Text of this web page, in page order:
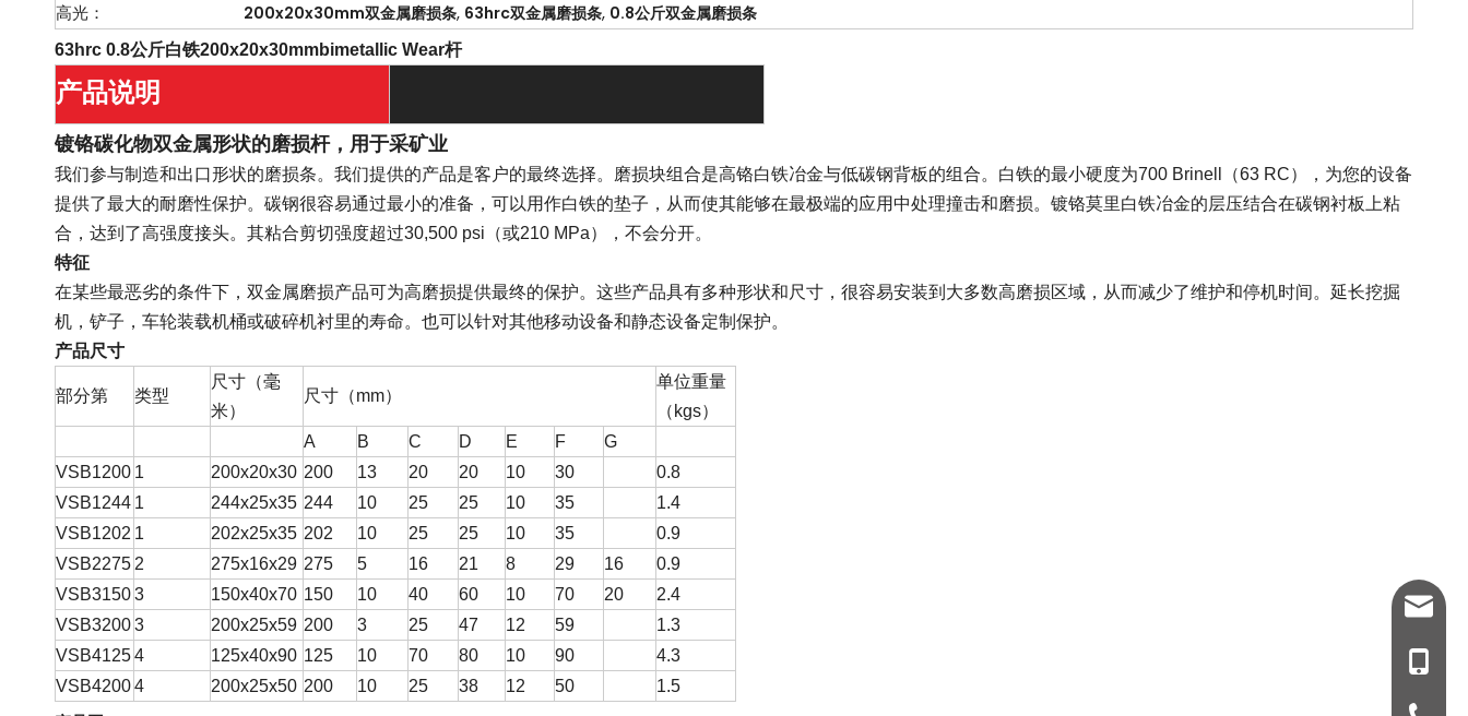
高光：
200x20x30mm双金属磨损条, 63hrc双金属磨损条, 0.8公斤双金属磨损条
63hrc 0.8公斤白铁200x20x30mmbimetallic Wear杆
产品说明
镀铬碳化物双金属形状的磨损杆，用于采矿业
我们参与制造和出口形状的磨损条。我们提供的产品是客户的最终选择。磨损块组合是高铬白铁冶金与低碳钢背板的组合。白铁的最小硬度为700 Brinell（63 RC），为您的设备
提供了最大的耐磨性保护。碳钢很容易通过最小的准备，可以用作白铁的垫子，从而使其能够在最极端的应用中处理撞击和磨损。镀铬莫里白铁冶金的层压结合在碳钢衬板上粘
合，达到了高强度接头。其粘合剪切强度超过30,500 psi（或210 MPa），不会分开。
特征
在某些最恶劣的条件下，双金属磨损产品可为高磨损提供最终的保护。这些产品具有多种形状和尺寸，很容易安装到大多数高磨损区域，从而减少了维护和停机时间。延长挖掘
机，铲子，车轮装载机桶或破碎机衬里的寿命。也可以针对其他移动设备和静态设备定制保护。
产品尺寸
部分第 类型
尺寸（毫
米）
尺寸（mm）
单位重量
（kgs）
A
B C D E F
G
VSB1200 1 200x20x30 200 13 20 20 10 30
0.8
VSB1244 1 244x25x35 244 10 25 25 10 35
1.4
VSB1202 1 202x25x35 202 10 25 25 10 35
0.9
VSB2275 2 275x16x29 275 5 16 21 8 29 16
0.9
VSB31503 150x40x70 150 10 40 60 10 70 20
2.4
VSB32003 200x25x59 200 3 25 47 12 59
1.3
VSB41254 125x40x90 125 10 70 80 10 90
4.3
VSB42004 200x25x50 200 10 25 38 12 50
1.5